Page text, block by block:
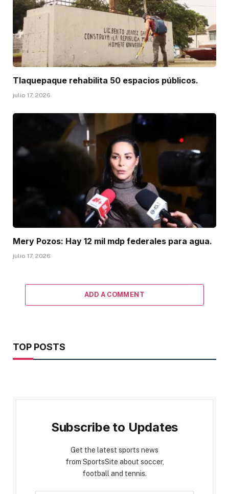
Tlaquepaque rehabilita 50 espacios públicos.
julio 17, 2026
Mery Pozos: Hay 12 mil mdp federales para agua.
julio 17, 2026
ADD A COMMENT
TOP POSTS
Subscribe to Updates
Get the latest sports news
from SportsSite about soccer,
football and tennis.